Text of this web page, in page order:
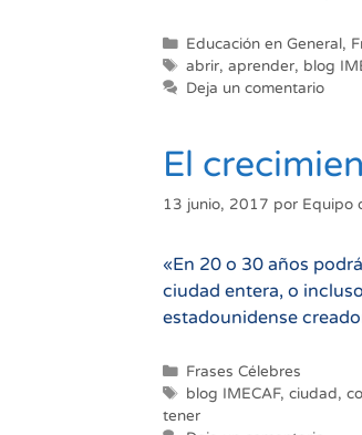
Categorías
Educación en General,
Etiquetas
abrir,aprender, blog
Deja un comentario
El
13 junio, 2017 por Equipo
«En 20 o 30 años
ciudad entera, o
estadounidense
Categorías
Frases Célebres
Etiquetas
blog IMECAF,ciudad,
tener